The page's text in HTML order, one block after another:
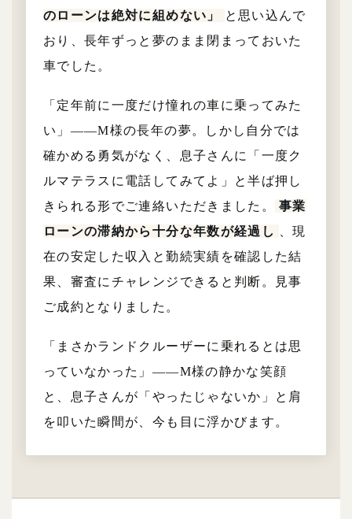
のローンは絶対に組めない」
と思い込んで
おり、長年ずっと夢のまま閉まっておいた
車でした。
「定年前に一度だけ憧れの車に乗ってみた
い」——M様の長年の夢。しかし自分では
確かめる勇気がなく、息子さんに「一度ク
ルマテラスに電話してみてよ」と半ば押し
きられる形でご連絡いただきました。
事業
ローンの滞納から十分な年数が経過し
、現
在の安定した収入と勤続実績を確認した結
果、審査にチャレンジできると判断。見事
ご成約となりました。
「まさかランドクルーザーに乗れるとは思
っていなかった」——M様の静かな笑顔
と、息子さんが「やったじゃないか」と肩
を叩いた瞬間が、今も目に浮かびます。